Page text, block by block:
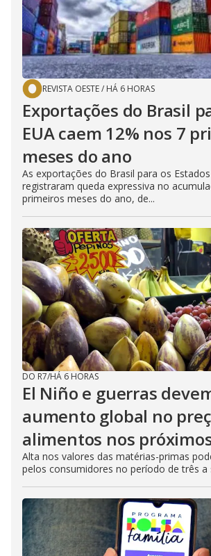
REVISTA OESTE/ HÁ 6 HORAS
Exportações do Brasil
EUA caem 12% nos 7
meses do ano
As exportações do Brasil para os
registraram queda expressiva no
primeiros meses do ano, de...
DO R7/HÁ 6 HORAS
El Niño e guerras
aumento global no
alimentos nos
Alta nos valores das matérias-primas
pelos consumidores no período de três a